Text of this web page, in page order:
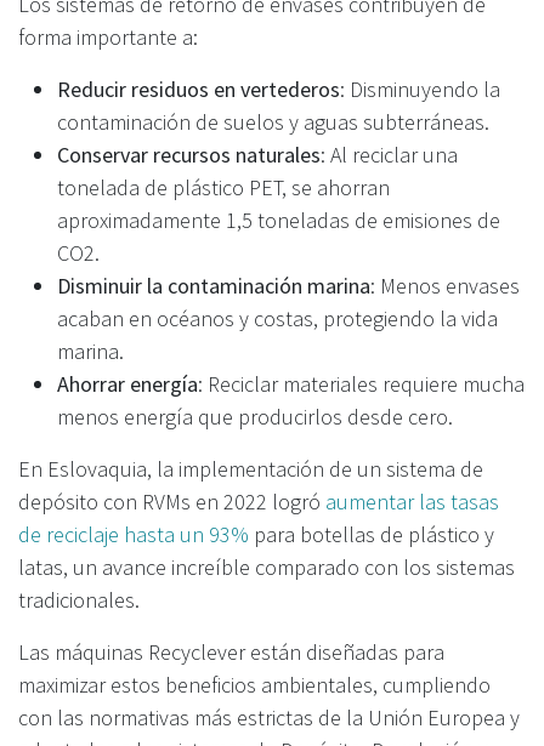
forma importante a:
Reducir residuos en vertederos: Disminuyendo la
contaminación de suelos y aguas subterráneas.
Conservar recursos naturales: Al reciclar una
tonelada de plástico PET, se ahorran
aproximadamente 1,5 toneladas de emisiones de
CO2.
Disminuir la contaminación marina: Menos envases
acaban en océanos y costas, protegiendo la vida
marina.
Ahorrar energía: Reciclar materiales requiere mucha
menos energía que producirlos desde cero.
En Eslovaquia, la implementación de un sistema de
depósito con RVMs en 2022 logró aumentar las tasas
de reciclaje hasta un 93% para botellas de plástico y
latas, un avance increíble comparado con los sistemas
tradicionales.
Las máquinas Recyclever están diseñadas para
maximizar estos beneficios ambientales, cumpliendo
con las normativas más estrictas de la Unión Europea y